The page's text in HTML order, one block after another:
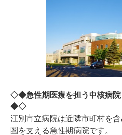
◇◆急性期医療を担う中核病院
◆◇
江別市立病院は近隣市町村を
圏を支える急性期病院です。